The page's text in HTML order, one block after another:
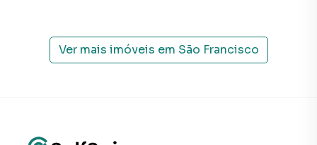
DESENVOLVER PODE SER INSTALADA NO
CONDOMÍNIO.
DESPESAS REFERENTES AO CONSUMO DE ÁGUA, LUZ E
Ver mais imóveis em São Francisco